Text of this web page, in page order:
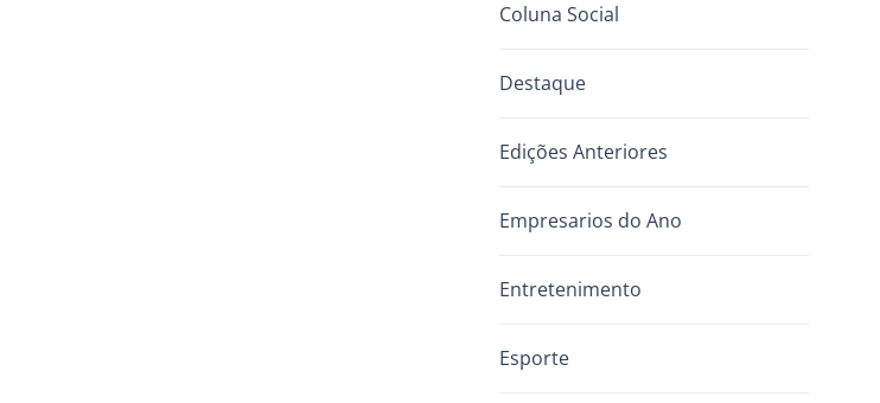
Coluna Social
Destaque
Edições Anteriores
Empresarios do Ano
Entretenimento
Esporte